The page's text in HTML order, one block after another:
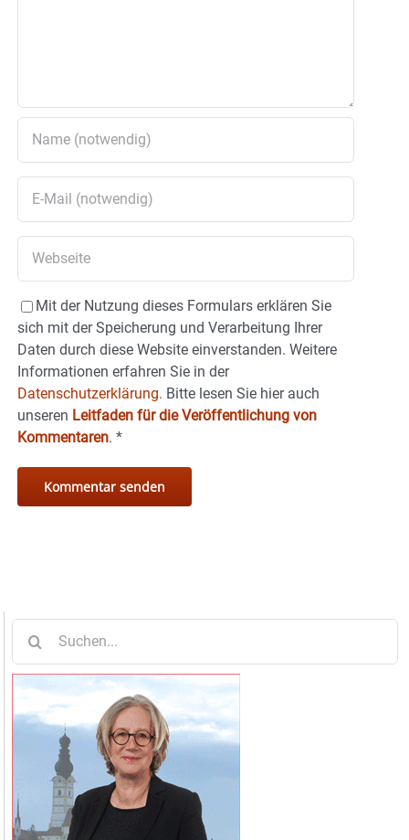
Mit der Nutzung dieses Formulars erklären Sie
sich mit der Speicherung und Verarbeitung Ihrer
Daten durch diese Website einverstanden. Weitere
Informationen erfahren Sie in der
Datenschutzerklärung. Bitte lesen Sie hier auch
unseren Leitfaden für die Veröffentlichung von
Kommentaren. *
nach: